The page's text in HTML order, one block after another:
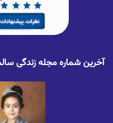
آخرین شماره مجله زندگی